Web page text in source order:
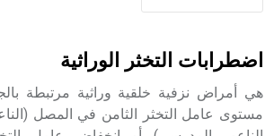
حيث تقتصر القيمة الصوتية للعلامة الك
اضطرابات التخثر الوراثية
هي أمراض نزفية خلقية وراثية مرتبطة